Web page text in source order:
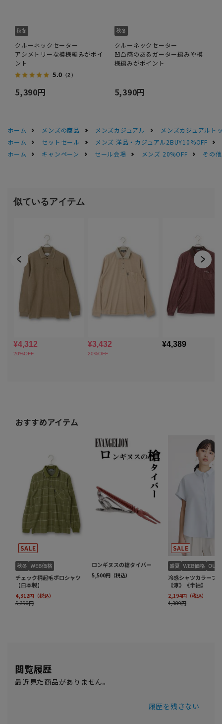
クルーネックセーター
アシメトリーな模様編みがポイ
ント
5.0 （2）
5,390円
クルーネックセーター
凹凸感のあるガーター編みや模
様編みがポイント
5,390円
ホーム メンズの商品 メンズカジュアル
メンズカジュアルト
ホーム
セットセール
メンズ 洋品・カジュアル2BUY10%OFF
ホーム
キャンペーン セール会場 メンズ 20%OFF その
閲覧履歴
最近見た商品がありません。
履歴を残さない